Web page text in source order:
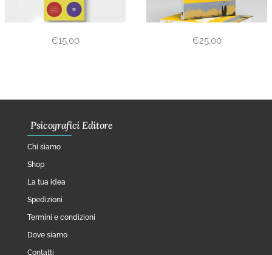
€15,00 €25,00
Psicografici Editore
Chi siamo
Shop
La tua idea
Spedizioni
Termini e condizioni
Dove siamo
Contatti